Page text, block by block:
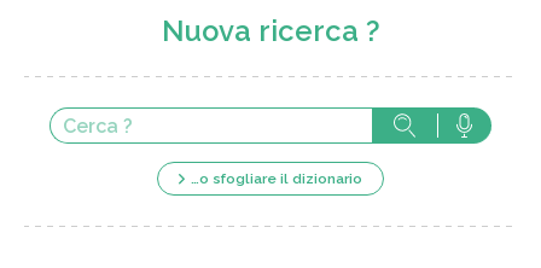
Nuova ricerca ?
…o sfogliare il dizionario